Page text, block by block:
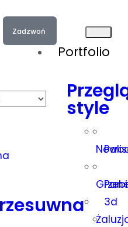
Zadzwoń
Portfolio
style
3d